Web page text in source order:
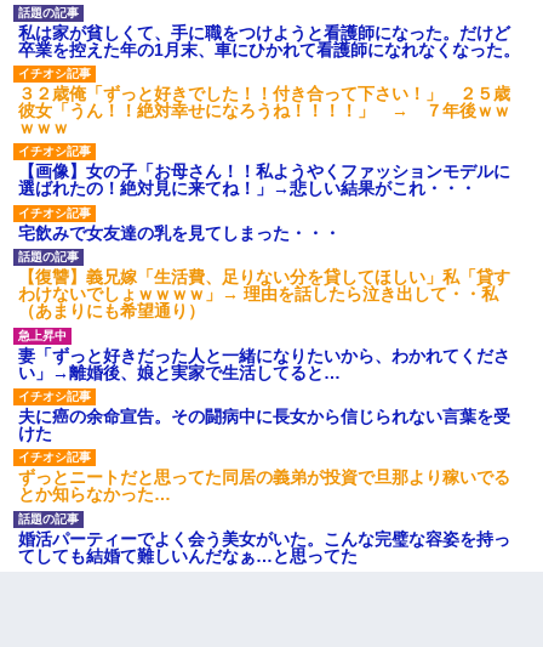
父が他界→父のフリン相手『どうか相続を放棄して下さい、昔の
ことは謝ります。ごめんなさい…』私「お子さんはフリン略奪婚
って知ってるの？」相手『 』結果→
嫁が涙声で『会いたいね』とか言っているのが聞こえた。俺「こ
んな時間に誰と電話してんの？」嫁「ごめんなさい…！（大号
泣」俺（キターー）→
俺「初対面でなに言ったか覚えてる？」嫁「臭いんだよ！キモオ
タ？だっけ？」俺「だいたい合ってる。で、なんで告白してきた
の？」→
嫁が弁護士を連れてきて「悪いと思うなら慰謝料を払って離婚し
ろ」→ 俺「完全に恐喝になってますね」「お前、これが詐欺だっ
て知ってる？」
【不幸な結婚式】新郎親族「ブスのくせにドレスなんか着ちゃっ
てさ～ほんと恥ずかしいわよね～（大声」新郎両親「！！！（土
下座」→ 結果・・・
嘘をついてフリン旅行へ出かけた嫁→翌日、嫁「ただいま～」旦
那「娘がシんだよ。何度も連絡したのに…」嫁「えっ」→なん
と・・・
私は家が貧しくて、手に職をつけようと看護師になった。だけど
卒業を控えた年の1月末、車にひかれて看護師になれなくなった。
３２歳俺「ずっと好きでした！！付き合って下さい！」 ２５歳
彼女「うん！！絶対幸せになろうね！！！！」 → ７年後ｗｗ
ｗｗｗ
【画像】女の子「お母さん！！私ようやくファッションモデルに
選ばれたの！絶対見に来てね！」→悲しい結果がこれ・・・
宅飲みで女友達の乳を見てしまった・・・
【復讐】義兄嫁「生活費、足りない分を貸してほしい」私「貸す
わけないでしょｗｗｗｗ」→ 理由を話したら泣き出して・・私
（あまりにも希望通り）
妻「ずっと好きだった人と一緒になりたいから、わかれてくださ
い」→離婚後、娘と実家で生活してると…
夫に癌の余命宣告。その闘病中に長女から信じられない言葉を受
けた
ずっとニートだと思ってた同居の義弟が投資で旦那より稼いでる
とか知らなかった…
婚活パーティーでよく会う美女がいた。こんな完璧な容姿を持っ
てしても結婚て難しいんだなぁ…と思ってた